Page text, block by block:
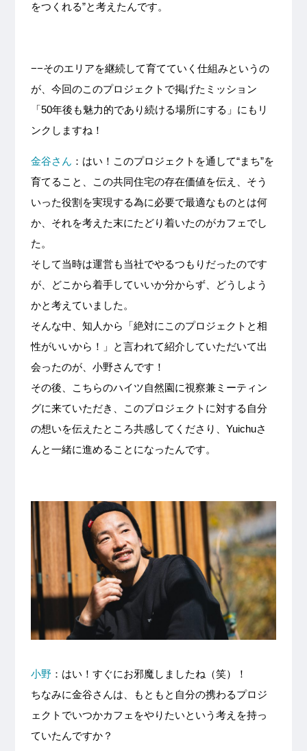
をつくれる”と考えたんです。
−−そのエリアを継続して育てていく仕組みというの
が、今回のこのプロジェクトで掲げたミッション
「50年後も魅力的であり続ける場所にする」にもリ
ンクしますね！
金谷さん ：はい！このプロジェクトを通して“まち”を
育てること、この共同住宅の存在価値を伝え、そう
いった役割を実現する為に必要で最適なものとは何
か、それを考えた末にたどり着いたのがカフェでし
た。
そして当時は運営も当社でやるつもりだったのです
が、どこから着手していいか分からず、どうしよう
かと考えていました。
そんな中、知人から「絶対にこのプロジェクトと相
性がいいから！」と言われて紹介していただいて出
会ったのが、小野さんです！
その後、こちらのハイツ自然園に視察兼ミーティン
グに来ていただき、このプロジェクトに対する自分
の想いを伝えたところ共感してくださり、Yuichuさ
んと一緒に進めることになったんです。
小野：はい！すぐにお邪魔しましたね（笑）！
ちなみに金谷さんは、もともと自分の携わるプロジ
ェクトでいつかカフェをやりたいという考えを持っ
ていたんですか？